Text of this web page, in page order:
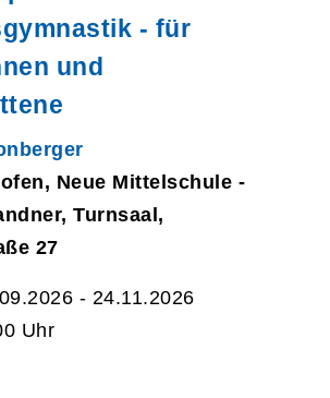
- für
und
Neue Mittelschule -
Turnsaal,
27
- 24.11.2026
Uhr